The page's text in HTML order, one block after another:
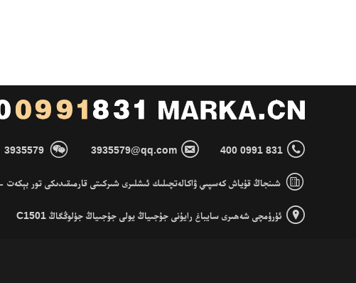

400 0991 831

3935579@qq.com

3935579
 新疆太阳商务代理代办有限公司旗下网站 - شىنجاڭ قۇياش كەسپىي ۋاكالەتچىلىك ئىشلىرى شىركىتى قارمىقىدىكى تور بېكەت
 C1501 ئۈرۈمچى شەھىرى سايباغ رايۇنى جۇجىياڭ يولى جۇجىياڭ جۈلوڭگاڭ